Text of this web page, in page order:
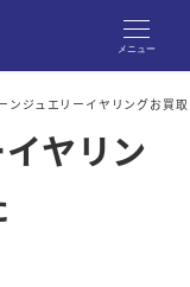
メニュー
ンジュエリーイヤリングお買取
ヤリン